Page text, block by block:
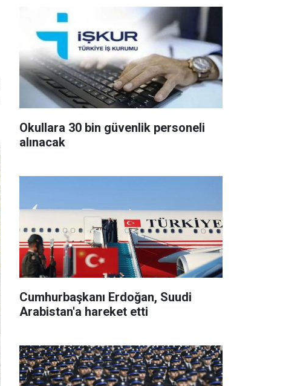
Okullara 30 bin güvenlik personeli
alınacak
Cumhurbaşkanı Erdoğan, Suudi
Arabistan'a hareket etti